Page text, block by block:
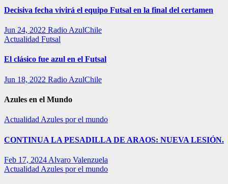
Decisiva fecha vivirá el equipo Futsal en la final del certamen
Jun 24, 2022 Radio AzulChile
Actualidad Futsal
El clásico fue azul en el Futsal
Jun 18, 2022 Radio AzulChile
Azules en el Mundo
Actualidad Azules por el mundo
CONTINUA LA PESADILLA DE ARAOS: NUEVA LESIÓN.
Feb 17, 2024 Alvaro Valenzuela
Actualidad Azules por el mundo